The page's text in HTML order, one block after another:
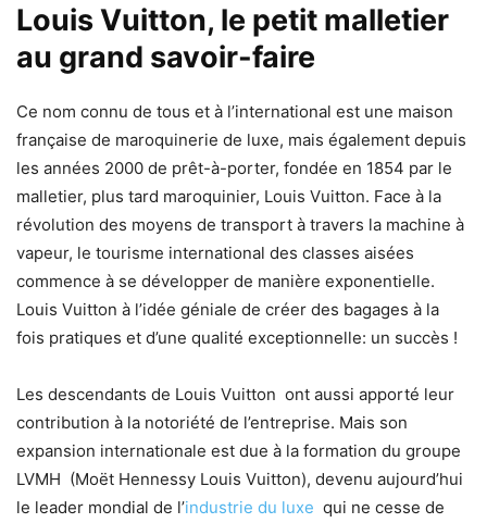
Louis Vuitton, le petit malletier
au grand savoir-faire
Ce nom connu de tous et à l’international est une maison
française de maroquinerie de luxe, mais également depuis
les années 2000 de prêt-à-porter, fondée en 1854 par le
malletier, plus tard maroquinier, Louis Vuitton. Face à la
révolution des moyens de transport à travers la machine à
vapeur, le tourisme international des classes aisées
commence à se développer de manière exponentielle.
Louis Vuitton à l’idée géniale de créer des bagages à la
fois pratiques et d’une qualité exceptionnelle: un succès !
Les descendants de Louis Vuitton ont aussi apporté leur
contribution à la notoriété de l’entreprise. Mais son
expansion internationale est due à la formation du groupe
LVMH (Moët Hennessy Louis Vuitton), devenu aujourd’hui
le leader mondial de l’industrie du luxe qui ne cesse de